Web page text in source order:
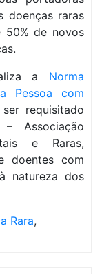
doenças raras
50% de novos
a Norma
Pessoa com
requisitado
– Associação
e Raras,
doentes com
natureza dos
Rara,